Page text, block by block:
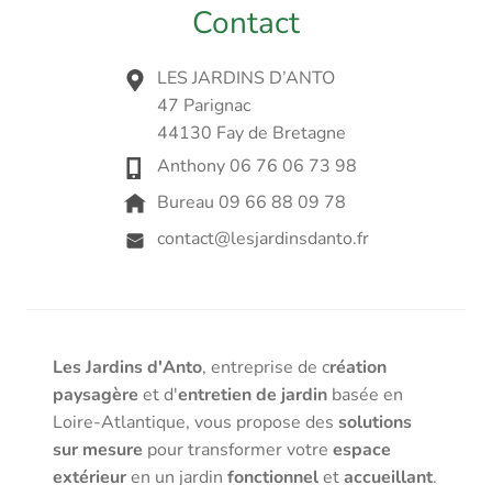
Contact
LES JARDINS D’ANTO
47 Parignac
44130 Fay de Bretagne
Anthony 06 76 06 73 98
Bureau 09 66 88 09 78
contact@lesjardinsdanto.fr
Les Jardins d'Anto, entreprise de création
paysagère et d'entretien de jardin basée en
Loire-Atlantique, vous propose des solutions
sur mesure pour transformer votre espace
extérieuren un jardin fonctionneletaccueillant.